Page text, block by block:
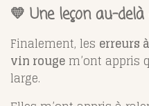
💛 Une leçon au-
Finalement, les erreurs
vin rouge m’ont appris
large.